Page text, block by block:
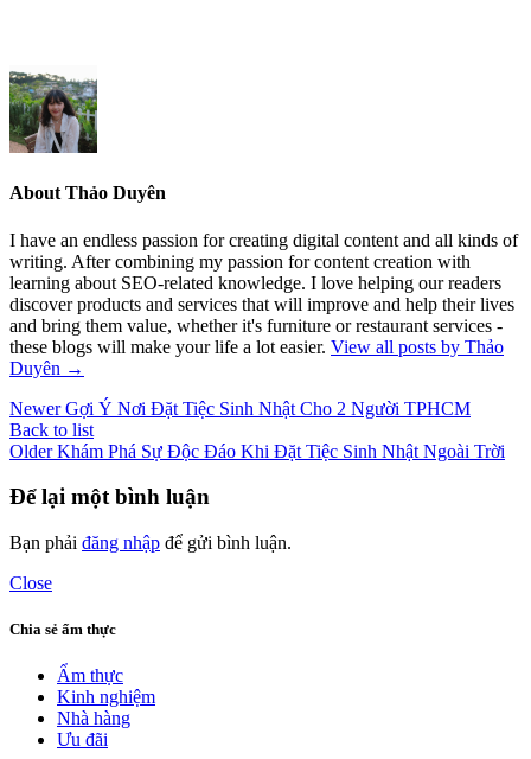
About Thảo Duyên
I have an endless passion for creating digital content and all kinds of
writing. After combining my passion for content creation with
learning about SEO-related knowledge. I love helping our readers
discover products and services that will improve and help their lives
and bring them value, whether it's furniture or restaurant services -
these blogs will make your life a lot easier. View all posts by Thảo
Duyên →
Newer Gợi Ý Nơi Đặt Tiệc Sinh Nhật Cho 2 Người TPHCM
Back to list
Older Khám Phá Sự Độc Đáo Khi Đặt Tiệc Sinh Nhật Ngoài Trời
Để lại một bình luận
Bạn phải đăng nhập để gửi bình luận.
Close
Chia sẻ ẩm thực
Ẩm thực
Kinh nghiệm
Nhà hàng
Ưu đãi